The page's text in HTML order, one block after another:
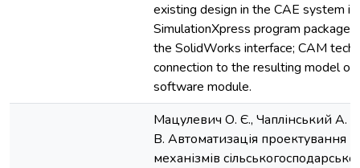
existing design in the CAE system
SimulationXpress program package
the SolidWorks interface; CAM
connection to the resulting model of
software module.
Мацулевич О. Є., Чаплінський А.
В. Автоматизація проектування
механізмів